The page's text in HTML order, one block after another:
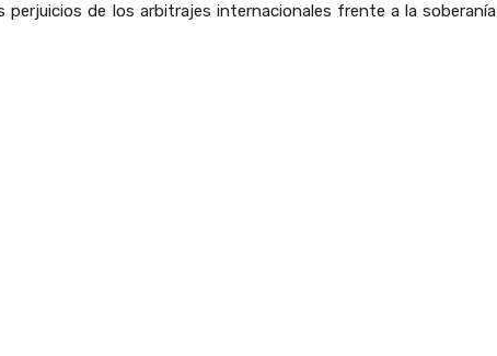
perjuicios de los arbitrajes internacionales frente a la soberanía